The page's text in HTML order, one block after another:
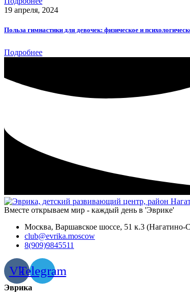
19 апреля, 2024
Польза гимнастики для девочек: физическое и
Подробнее
Вместе открываем мир - каждый день в 'Эврике'
Москва, Варшавское шоссе, 51 к.3 (Нагатино-
club@evrika.moscow
8(909)9845511
VkTelegram
Эврика